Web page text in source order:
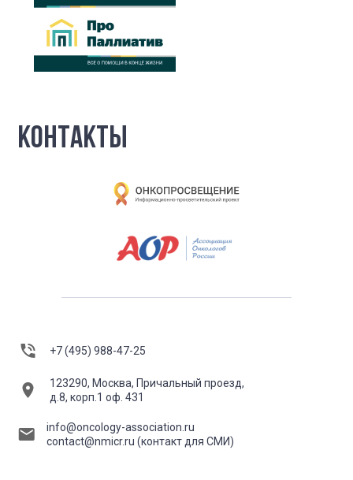
КОНТАКТЫ
+7 (495) 988-47-25
123290, Москва, Причальный проезд,
д.8, корп.1 оф. 431
info@oncology-association.ru
contact@nmicr.ru(контакт для СМИ)